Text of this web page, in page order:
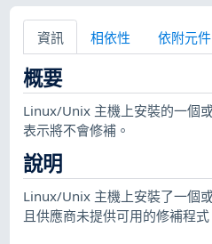
資訊 相依性 依附元件
概要
Linux/Unix 主機上安裝的一個
表示將不會修補。
說明
Linux/Unix 主機上安裝了一個
且供應商未提供可用的修補程式